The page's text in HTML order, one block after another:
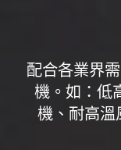
配合各業界
機。如：低
機、耐高溫